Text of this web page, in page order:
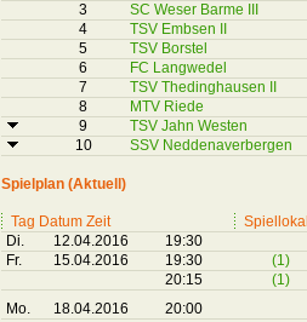
3
SC Weser Barme III
4
TSV Embsen II
5
TSV Borstel
6
FC Langwedel
7
TSV Thedinghausen II
8
MTV Riede
9
TSV Jahn Westen
10
SSV Neddenaverbergen
Spielplan (Aktuell)
Tag Datum Zeit
Di.
12.04.2016
19:30
Fr.
15.04.2016 19:30
(1)
20:15
(1)
Mo.
18.04.2016 20:00